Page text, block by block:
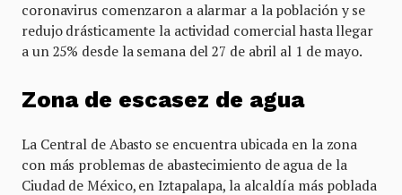
coronavirus comenzaron a alarmar a la población y se
redujo drásticamente la actividad comercial hasta llegar
a un 25% desde la semana del 27 de abril al 1 de mayo.
Zona de escasez de agua
La Central de Abasto se encuentra ubicada en la zona
con más problemas de abastecimiento de agua de la
Ciudad de México, en Iztapalapa, la alcaldía más poblada